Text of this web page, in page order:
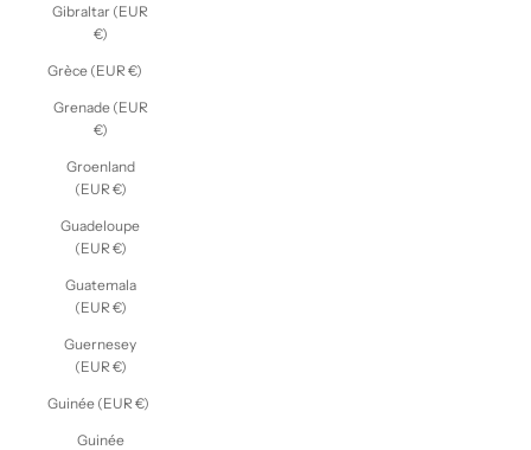
Gibraltar (EUR
€)
Grèce (EUR €)
Grenade (EUR
€)
Groenland
(EUR €)
Guadeloupe
(EUR €)
Guatemala
(EUR €)
Guernesey
(EUR €)
Guinée (EUR €)
Guinée